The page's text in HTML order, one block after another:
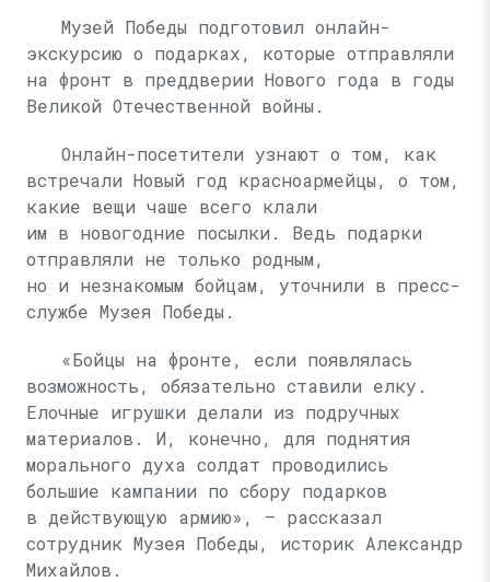
Музей Победы подготовил онлайн-
экскурсию о подарках, которые отправляли
на фронт в преддверии Нового года в годы
Великой Отечественной войны.
Онлайн-посетители узнают о том, как
встречали Новый год красноармейцы, о том,
какие вещи чаше всего клали
им в новогодние посылки. Ведь подарки
отправляли не только родным,
но и незнакомым бойцам, уточнили в пресс-
службе Музея Победы.
«Бойцы на фронте, если появлялась
возможность, обязательно ставили елку.
Елочные игрушки делали из подручных
материалов. И, конечно, для поднятия
морального духа солдат проводились
большие кампании по сбору подарков
в действующую армию», — рассказал
сотрудник Музея Победы, историк Александр
Михайлов.